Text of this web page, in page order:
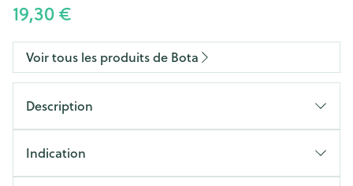
19,30 €
Voir tous les produits de Bota
Description
Indication